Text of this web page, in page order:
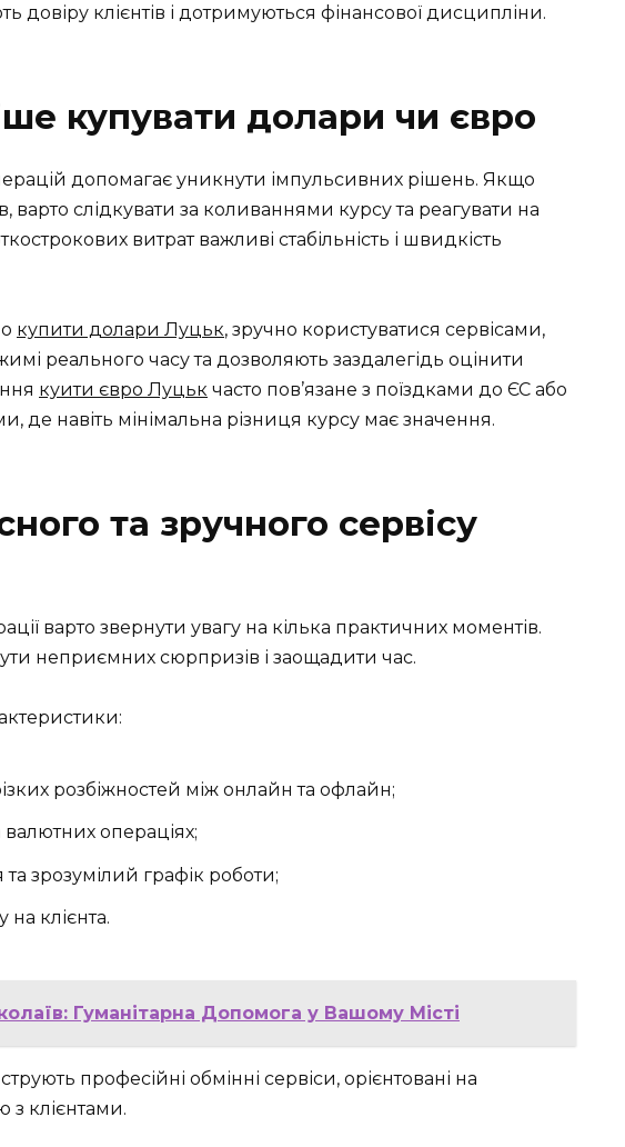
довіру клієнтів і дотримуються фінансової дисципліни.
купувати долари чи євро
допомагає уникнути імпульсивних рішень. Якщо
варто слідкувати за коливаннями курсу та реагувати на
витрат важливі стабільність і швидкість
купити долари Луцьк, зручно користуватися сервісами,
реального часу та дозволяють заздалегідь оцінити
куити євро Луцьк часто пов’язане з поїздками до ЄС або
де навіть мінімальна різниця курсу має значення.
та зручного сервісу
варто звернути увагу на кілька практичних моментів.
неприємних сюрпризів і заощадити час.
розбіжностей між онлайн та офлайн;
валютних операціях;
зрозумілий графік роботи;
на клієнта.
Гуманітарна Допомога у Вашому Місті
професійні обмінні сервіси, орієнтовані на
з клієнтами.